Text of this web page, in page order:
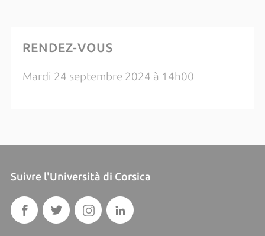
RENDEZ-VOUS
Mardi 24 septembre 2024 à 14h00
Suivre l'Università di Corsica